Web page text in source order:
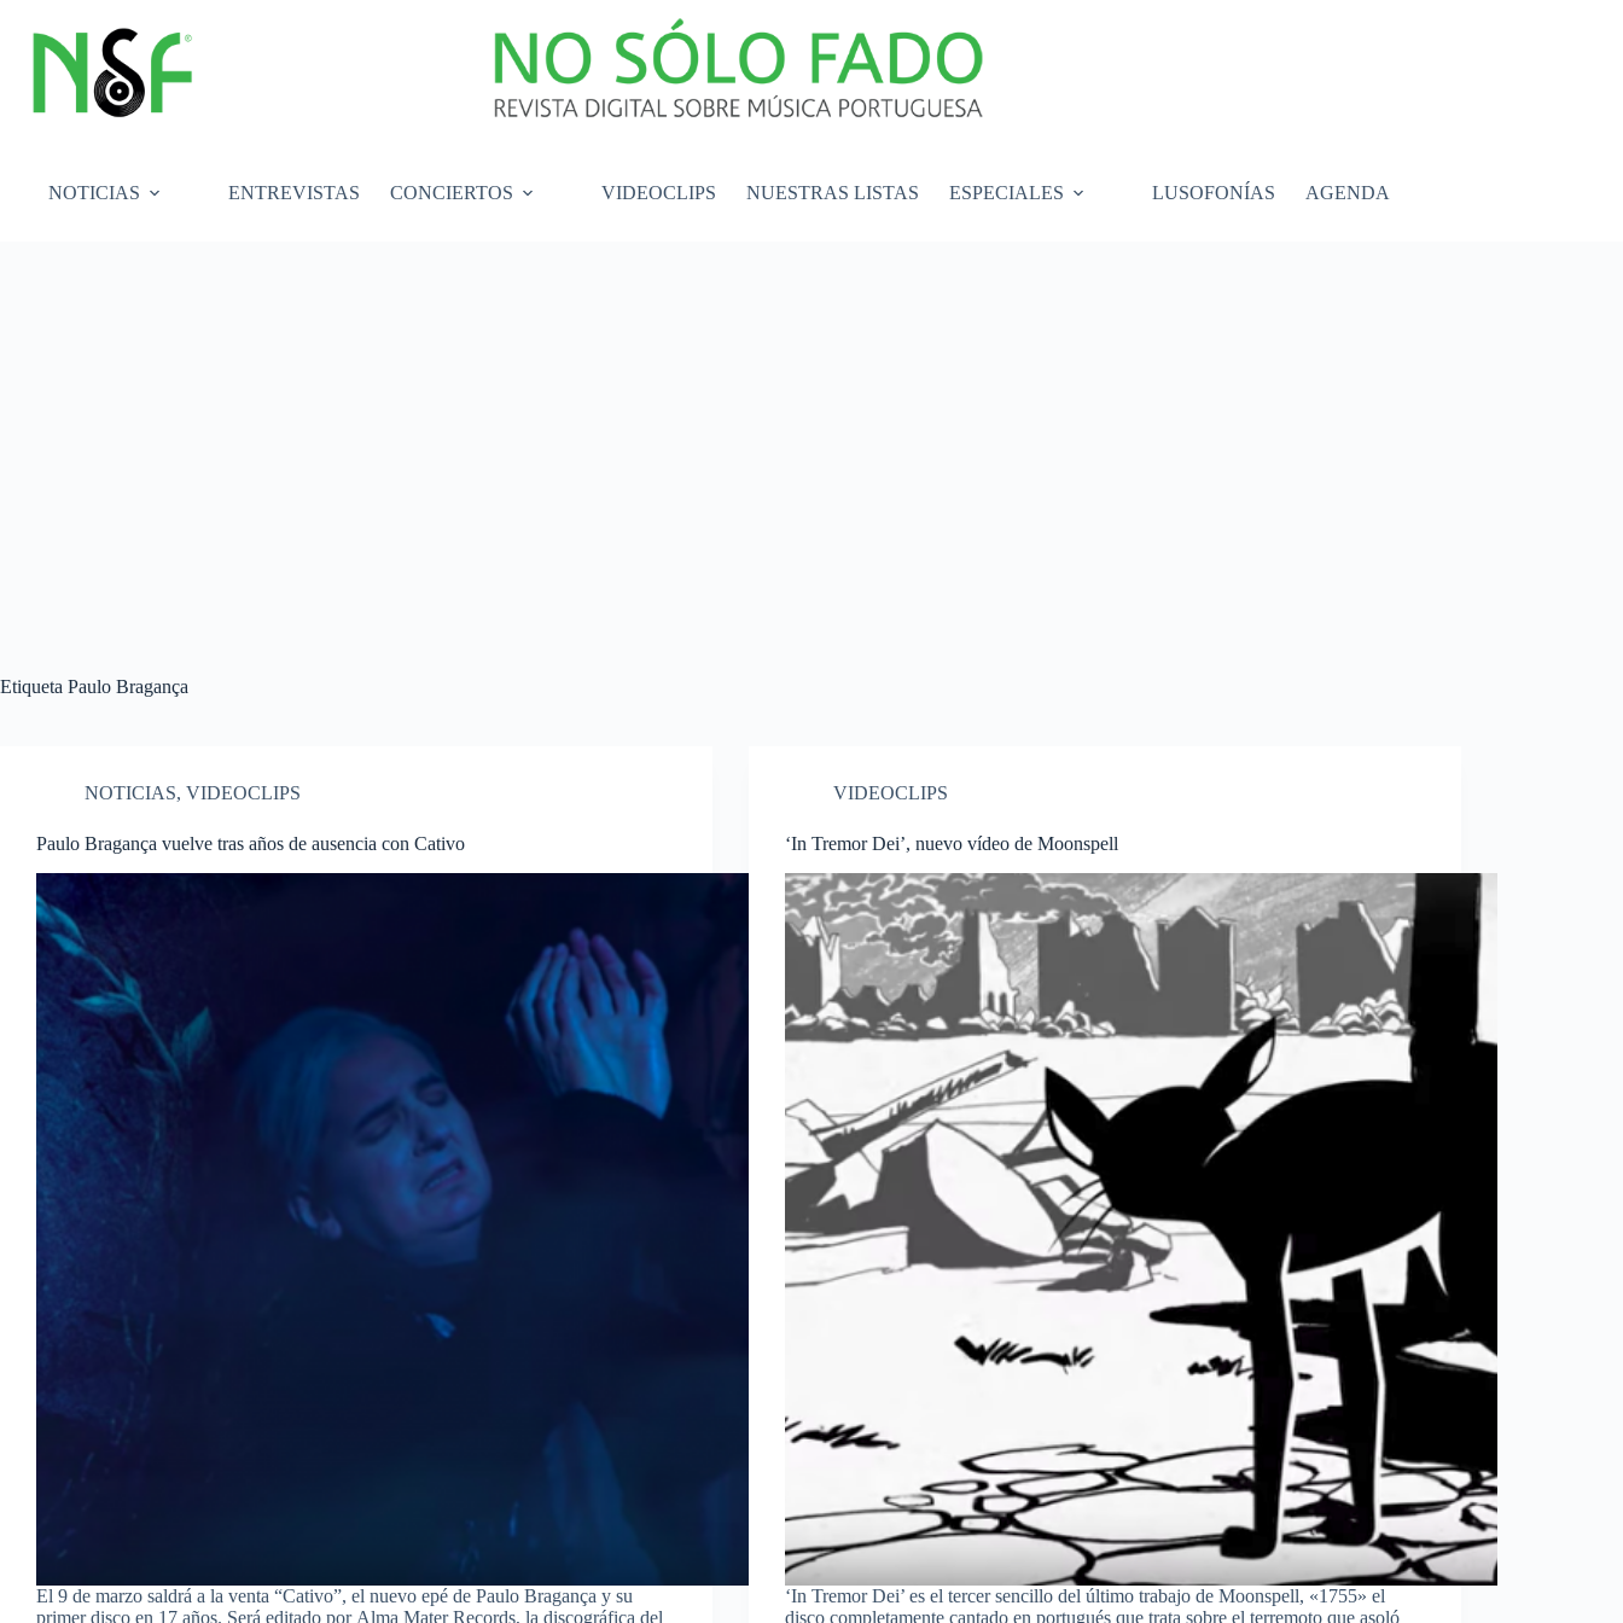
contenido
NOTICIAS ENTREVISTAS CONCIERTOS VIDEOCLIPS NUESTRAS LISTAS ESPECIALES LUSOFONÍAS AGENDA
Etiqueta Paulo Bragança
NOTICIAS, VIDEOCLIPS
Paulo Bragança vuelve tras años de ausencia con Cativo
El 9 de marzo saldrá a la venta “Cativo”, el nuevo epé de Paulo Bragança y su
primer disco en 17 años. Será editado por Alma Mater Records, la discográfica del
VIDEOCLIPS
‘In Tremor Dei’, nuevo vídeo de Moonspell
‘In Tremor Dei’ es el tercer sencillo del último trabajo de Moonspell, «1755» el
disco completamente cantado en portugués que trata sobre el terremoto que asoló